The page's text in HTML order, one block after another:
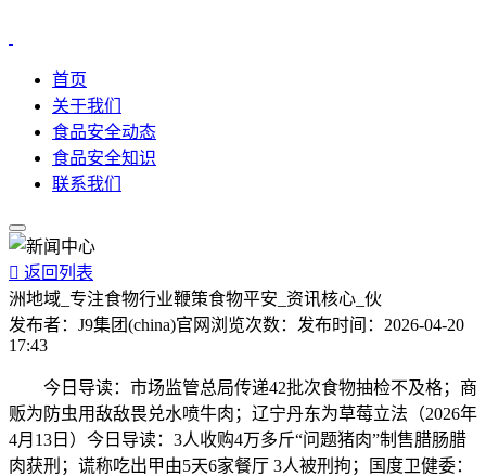
首页
关于我们
食品安全动态
食品安全知识
联系我们
 返回列表
洲地域_专注食物行业鞭策食物平安_资讯核心_伙
发布者： J9集团(china)官网 浏览次数： 发布时间： 2026-04-20
17:43
今日导读：市场监管总局传递42批次食物抽检不及格；商
贩为防虫用敌敌畏兑水喷牛肉；辽宁丹东为草莓立法（2026年
4月13日）今日导读：3人收购4万多斤“问题猪肉”制售腊肠腊
肉获刑；谎称吃出甲由5天6家餐厅 3人被刑拘；国度卫健委：